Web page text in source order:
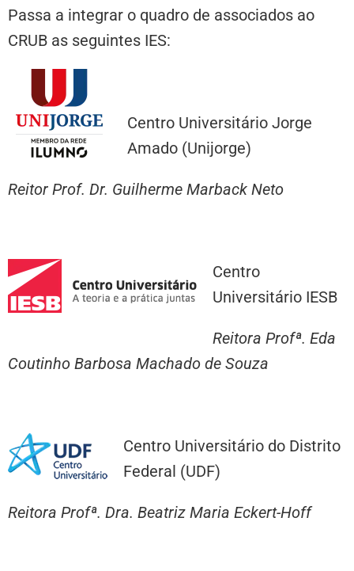
Passa a integrar o quadro de associados ao
CRUB as seguintes IES:
Centro Universitário Jorge
Amado (Unijorge)
Reitor Prof. Dr. Guilherme Marback Neto
Centro
Universitário IESB
Reitora Profª. Eda
Coutinho Barbosa Machado de Souza
Centro Universitário do Distrito
Federal (UDF)
Reitora Profª. Dra. Beatriz Maria Eckert-Hoff